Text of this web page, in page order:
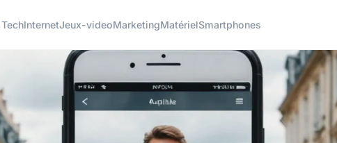
InternetJeux-videoMarketingMatérielSmartphones